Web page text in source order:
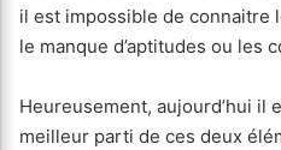
il est impossible de connaitre
le manque d’aptitudes ou les
Heureusement, aujourd’hui il
meilleur parti de ces deux